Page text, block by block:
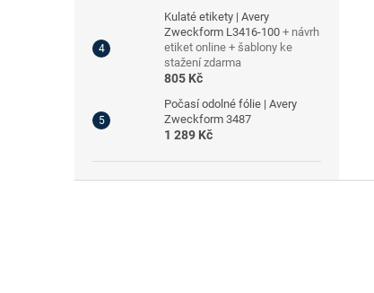
Kulaté etikety | Avery
Zweckform L3416-100 + návrh
etiket online + šablony ke
stažení zdarma
805 Kč
Počasí odolné fólie | Avery
Zweckform 3487
1 289 Kč